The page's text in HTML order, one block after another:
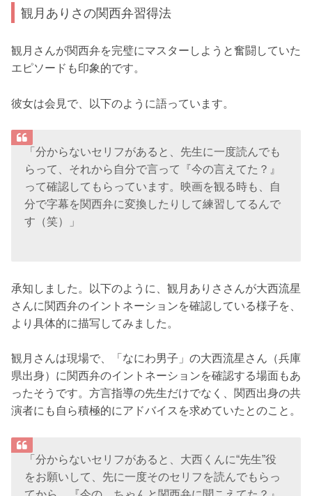
観月ありさの関西弁習得法
観月さんが関西弁を完璧にマスターしようと奮闘していた
エピソードも印象的です。
彼女は会見で、以下のように語っています。
「分からないセリフがあると、先生に一度読んでも
らって、それから自分で言って『今の言えてた？』
って確認してもらっています。映画を観る時も、自
分で字幕を関西弁に変換したりして練習してるんで
す（笑）」
承知しました。以下のように、観月ありささんが大西流星
さんに関西弁のイントネーションを確認している様子を、
より具体的に描写してみました。
観月さんは現場で、「なにわ男子」の大西流星さん（兵庫
県出身）に関西弁のイントネーションを確認する場面もあ
ったそうです。方言指導の先生だけでなく、関西出身の共
演者にも自ら積極的にアドバイスを求めていたとのこと。
「分からないセリフがあると、大西くんに“先生”役
をお願いして、先に一度そのセリフを読んでもらっ